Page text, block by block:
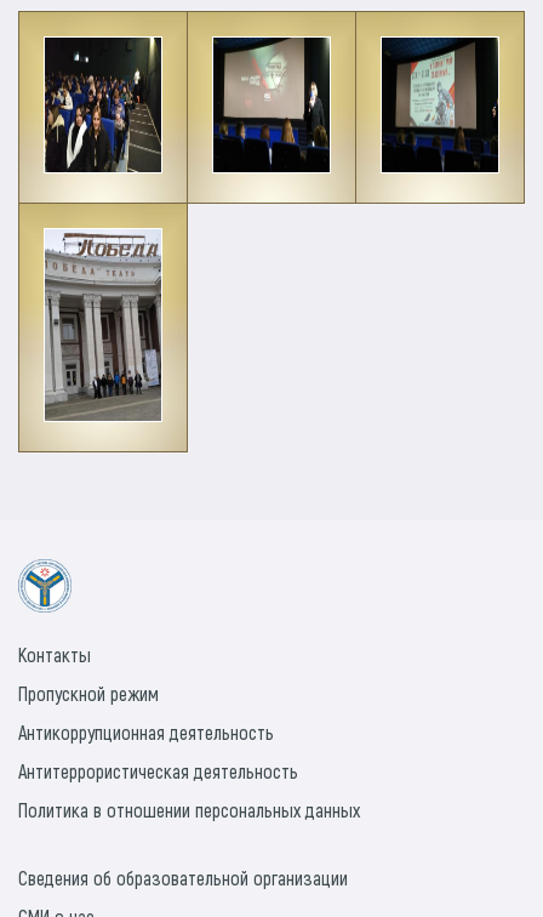
Контакты
Пропускной режим
Антикоррупционная деятельность
Антитеррористическая деятельность
Политика в отношении персональных данных
Сведения об образовательной организации